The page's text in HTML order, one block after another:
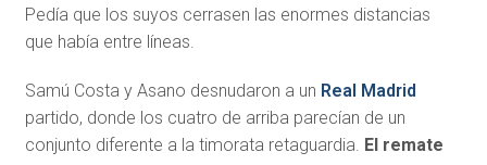
Pedía que los suyos cerrasen las enormes distancias
que había entre líneas.
Samú Costa y Asano desnudaron a un Real Madrid
partido, donde los cuatro de arriba parecían de un
conjunto diferente a la timorata retaguardia. El remate